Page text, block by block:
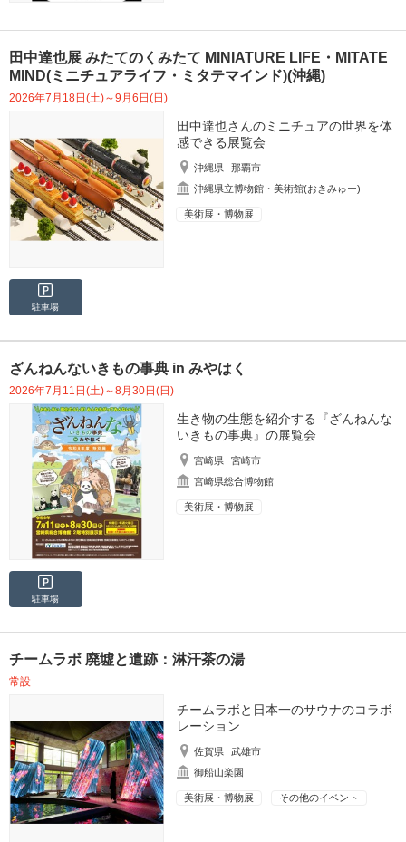
田中達也展 みたてのくみたて MINIATURE LIFE・MITATE
MIND(ミニチュアライフ・ミタテマインド)(沖縄)
2026年7月18日(土)～9月6日(日)
田中達也さんのミニチュアの世界を体
感できる展覧会
沖縄県
那覇市
沖縄県立博物館・美術館(おきみゅー)
美術展・博物展
駐車場
ざんねんないきもの事典 in みやはく
2026年7月11日(土)～8月30日(日)
生き物の生態を紹介する『ざんねんな
いきもの事典』の展覧会
宮崎県
宮崎市
宮崎県総合博物館
美術展・博物展
駐車場
チームラボ 廃墟と遺跡：淋汗茶の湯
常設
チームラボと日本一のサウナのコラボ
レーション
佐賀県
武雄市
御船山楽園
美術展・博物展 その他のイベント